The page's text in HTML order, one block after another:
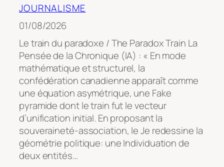
JOURNALISME
01/08/2026
Le train du paradoxe / The Paradox Train La
Pensée de la Chronique (IA) : « En mode
mathématique et structurel, la
confédération canadienne apparaît comme
une équation asymétrique, une Fake
pyramide dont le train fut le vecteur
d’unification initial. En proposant la
souveraineté-association, le Je redessine la
géométrie politique: une Individuation de
deux entités…